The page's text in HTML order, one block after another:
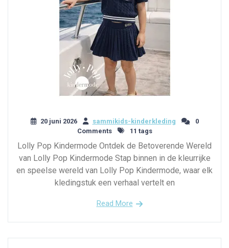
20 juni 2026 sammikids-kinderkleding
0
Comments
11 tags
Lolly Pop Kindermode Ontdek de Betoverende Wereld
van Lolly Pop Kindermode Stap binnen in de kleurrijke
en speelse wereld van Lolly Pop Kindermode, waar elk
kledingstuk een verhaal vertelt en
Read More